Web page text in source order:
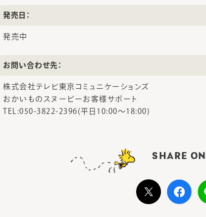
発売日：
発売中
お問い合わせ先：
株式会社テレビ東京コミュニケーションズ
おかいものスヌーピーお客様サポート
TEL:050-3822-2396(平日10:00～18:00)
SHARE ON